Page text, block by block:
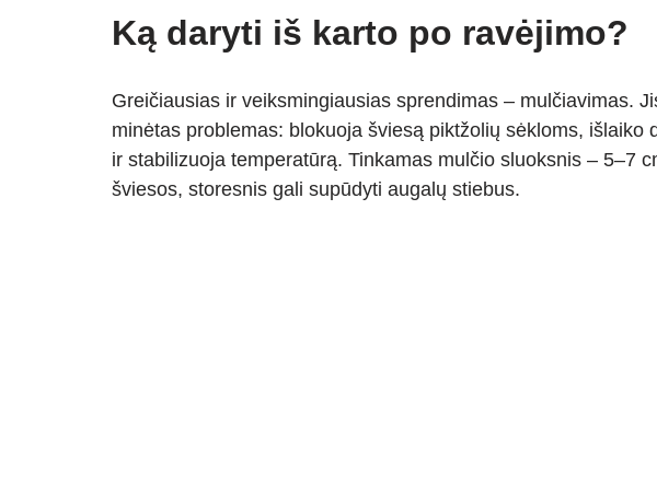
Ką daryti iš karto po ravėjimo?
Greičiausias ir veiksmingiausias sprendimas – mulčiavimas.
minėtas problemas: blokuoja šviesą piktžolių sėkloms, išlaiko
ir stabilizuoja temperatūrą. Tinkamas mulčio sluoksnis – 5–7
šviesos, storesnis gali supūdyti augalų stiebus.